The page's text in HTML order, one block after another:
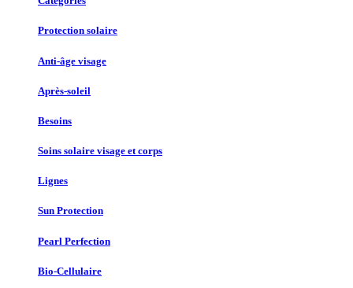
Protection solaire
Anti-âge visage
Après-soleil
Besoins
Soins solaire visage et corps
Lignes
Sun Protection
Pearl Perfection
Bio-Cellulaire